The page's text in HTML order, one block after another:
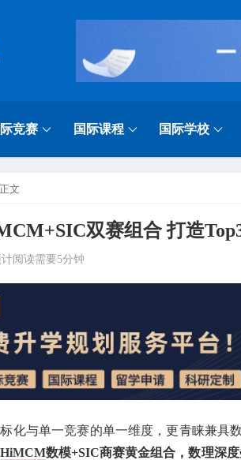
竞赛 国际课程 国际学校
文
双赛组合 打造
阅读需要5分钟
化与单一竞赛的单一维度，更青睐兼具
HiMCM数模+SIC商赛黄金组合，数理深